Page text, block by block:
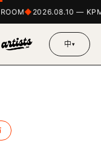
2026.08.10 —
中▾